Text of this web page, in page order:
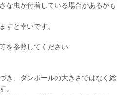
な虫が付着している場合があるかも
すと幸いです。
を参照してください
き、ダンボールの大きさではなく総
。